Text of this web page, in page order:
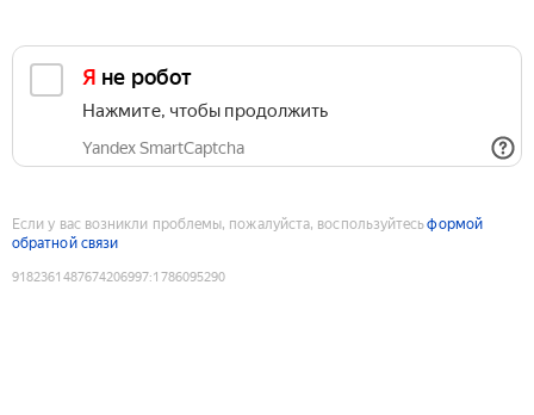
Я не робот
Нажмите, чтобы продолжить
Yandex SmartCaptcha
Если у вас возникли проблемы, пожалуйста, воспользуйтесьформой
обратной связи
9182361487674206997:1786095290